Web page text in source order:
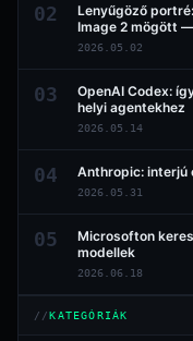
02
Lenyűgöző
Image 2 mögött
2026.05.02
03
OpenAI Codex:
helyi agentekhez
2026.05.14
04 Anthropic: interjú
2026.05.31
05
Microsofton
modellek
2026.06.18
KATEGÓRIÁK